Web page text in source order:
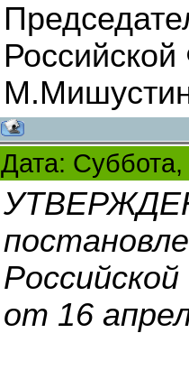
Дата:
от 16